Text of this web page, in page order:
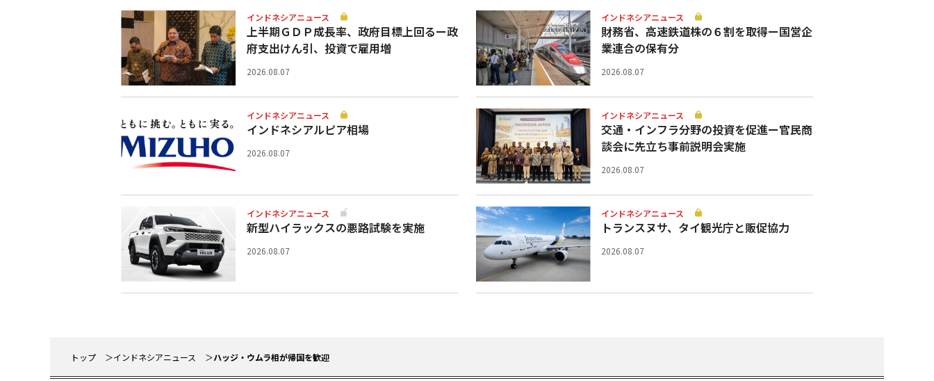
インドネシアニュース
上半期ＧＤＰ成長率、政府目標上回るー政
府支出けん引、投資で雇用増
2026.08.07
インドネシアニュース
財務省、高速鉄道株の６割を取得ー国営企
業連合の保有分
2026.08.07
インドネシアニュース
インドネシアルピア相場
2026.08.07
インドネシアニュース
交通・インフラ分野の投資を促進ー官民商
談会に先立ち事前説明会実施
2026.08.07
インドネシアニュース
新型ハイラックスの悪路試験を実施
2026.08.07
インドネシアニュース
トランスヌサ、タイ観光庁と販促協力
2026.08.07
トップ インドネシアニュース ハッジ・ウムラ相が帰国を歓迎